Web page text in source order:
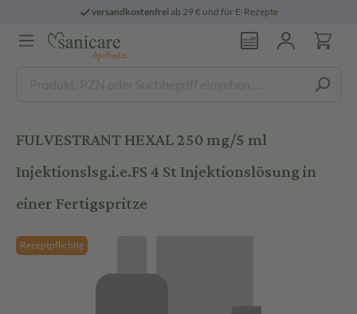
versandkostenfreiab 29 € und für E-Rezepte
FULVESTRANT HEXAL 250 mg/5 ml
Injektionslsg.i.e.FS 4 St Injektionslösung in
einer Fertigspritze
Rezeptpflichtig